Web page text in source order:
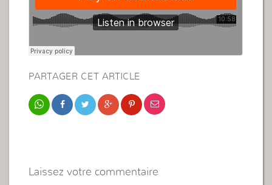
PARTAGER CET ARTICLE
Laissez votre commentaire